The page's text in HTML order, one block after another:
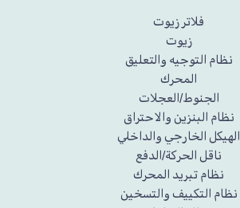
فلاتر زيوت
زيوت
نظام التوجيه والتعليق
المحرك
الجنوط/العجلات
نظام البنزين والاحتراق
الهيكل الخارجي والداخلي
ناقل الحركة/الدفع
نظام تبريد المحرك
نظام التكييف والتسخين